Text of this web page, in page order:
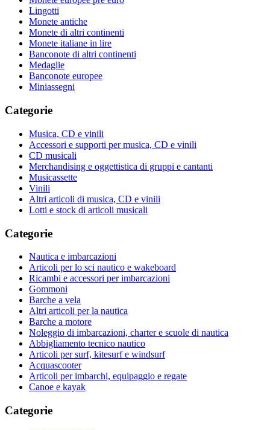
Lingotti
Monete antiche
Monete di altri continenti
Monete italiane in lire
Banconote di altri continenti
Medaglie
Banconote europee
Miniassegni
Categorie
Musica, CD e vinili
Accessori e supporti per musica, CD e vinili
CD musicali
Merchandising e oggettistica di gruppi e cantanti
Musicassette
Vinili
Altri articoli di musica, CD e vinili
Lotti e stock di articoli musicali
Categorie
Nautica e imbarcazioni
Articoli per lo sci nautico e wakeboard
Ricambi e accessori per imbarcazioni
Gommoni
Barche a vela
Altri articoli per la nautica
Barche a motore
Noleggio di imbarcazioni, charter e scuole di nautica
Abbigliamento tecnico nautico
Articoli per surf, kitesurf e windsurf
Acquascooter
Articoli per imbarchi, equipaggio e regate
Canoe e kayak
Categorie